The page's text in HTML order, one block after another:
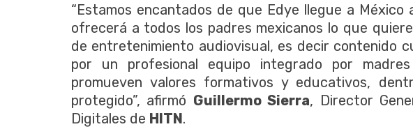
“Estamos encantados de que Edye llegue a
ofrecerá a todos los padres mexicanos lo que
de entretenimiento audiovisual, es decir contenido
por un profesional equipo integrado por
promueven valores formativos y educativos,
protegido”, afirmó Guillermo Sierra, Director
Digitales de HITN.